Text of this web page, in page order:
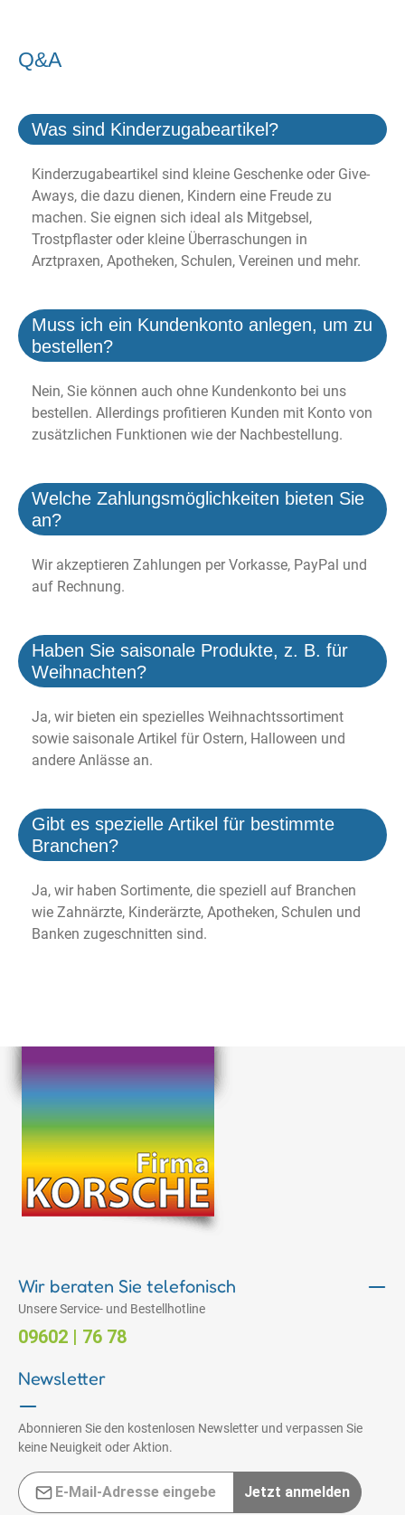
Q&A
Was sind Kinderzugabeartikel?
Kinderzugabeartikel sind kleine Geschenke oder Give-
Aways, die dazu dienen, Kindern eine Freude zu
machen. Sie eignen sich ideal als Mitgebsel,
Trostpflaster oder kleine Überraschungen in
Arztpraxen, Apotheken, Schulen, Vereinen und mehr.
Muss ich ein Kundenkonto anlegen, um zu
bestellen?
Nein, Sie können auch ohne Kundenkonto bei uns
bestellen. Allerdings profitieren Kunden mit Konto von
zusätzlichen Funktionen wie der Nachbestellung.
Welche Zahlungsmöglichkeiten bieten Sie
an?
Wir akzeptieren Zahlungen per Vorkasse, PayPal und
auf Rechnung.
Haben Sie saisonale Produkte, z. B. für
Weihnachten?
Ja, wir bieten ein spezielles Weihnachtssortiment
sowie saisonale Artikel für Ostern, Halloween und
andere Anlässe an.
Gibt es spezielle Artikel für bestimmte
Branchen?
Ja, wir haben Sortimente, die speziell auf Branchen
wie Zahnärzte, Kinderärzte, Apotheken, Schulen und
Banken zugeschnitten sind.
Wir beraten Sie telefonisch
Unsere Service- und Bestellhotline
09602 | 76 78
Newsletter
Abonnieren Sie den kostenlosen Newsletter und verpassen Sie
keine Neuigkeit oder Aktion.
E-Mail-Adresse*
Jetzt anmelden